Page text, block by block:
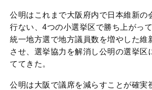
公明はこれまで大阪府内で日本維新の
行ない、4つの小選挙区で勝ち上がっ
統一地方選で地方議員数を増やした維
させ、選挙協力を解消し公明の選挙区
ててきた。
公明は大阪で議席を減らすことが確実